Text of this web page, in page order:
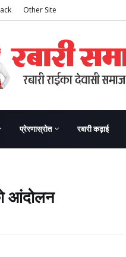
Other Site
प्रेरणास्रोत रबारी कढ़ाई
आंदोलन